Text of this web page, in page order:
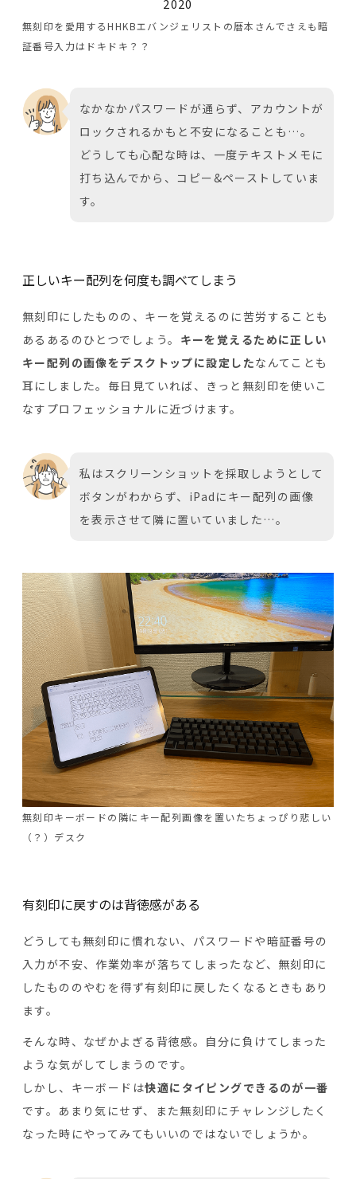
無刻印を愛用するHHKBエバンジェリストの暦本さんでさえも暗
証番号入力はドキドキ？？
なかなかパスワードが通らず、アカウントが
ロックされるかもと不安になることも…。
どうしても心配な時は、一度テキストメモに
打ち込んでから、コピー&ペーストしていま
す。
正しいキー配列を何度も調べてしまう
無刻印にしたものの、キーを覚えるのに苦労することも
あるあるのひとつでしょう。 キーを覚えるために正しい
キー配列の画像をデスクトップに設定したなんてことも
耳にしました。毎日見ていれば、きっと無刻印を使いこ
なすプロフェッショナルに近づけます。
私はスクリーンショットを採取しようとして
ボタンがわからず、iPadにキー配列の画像
を表示させて隣に置いていました…。
無刻印キーボードの隣にキー配列画像を置いたちょっぴり悲しい
（？）デスク
有刻印に戻すのは背徳感がある
どうしても無刻印に慣れない、パスワードや暗証番号の
入力が不安、作業効率が落ちてしまったなど、無刻印に
したもののやむを得ず有刻印に戻したくなるときもあり
ます。
そんな時、なぜかよぎる背徳感。自分に負けてしまった
ような気がしてしまうのです。
しかし、キーボードは快適にタイピングできるのが一番
です。あまり気にせず、また無刻印にチャレンジしたく
なった時にやってみてもいいのではないでしょうか。